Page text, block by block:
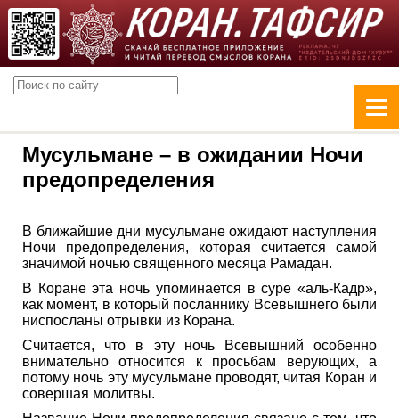
Мусульмане – в ожидании Ночи
предопределения
В ближайшие дни мусульмане ожидают наступления
Ночи предопределения, которая считается самой
значимой ночью священного месяца Рамадан.
В Коране эта ночь упоминается в суре «аль-Кадр»,
как момент, в который посланнику Всевышнего были
ниспосланы отрывки из Корана.
Считается, что в эту ночь Всевышний особенно
внимательно относится к просьбам верующих, а
потому ночь эту мусульмане проводят, читая Коран и
совершая молитвы.